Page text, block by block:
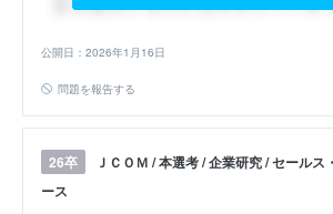
公開日：2026年1月16日
問題を報告する
26卒
ＪＣＯＭ / 本選考 / 企業研究 / セールス
ース